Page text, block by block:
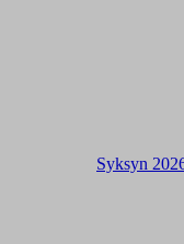
Syksyn